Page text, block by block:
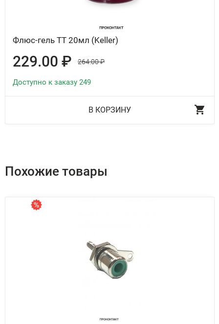
Флюс-гель ТТ 20мл (Keller)
229.00 ₽ 264.00 ₽
Доступно к заказу 249
В КОРЗИНУ
Похожие товары